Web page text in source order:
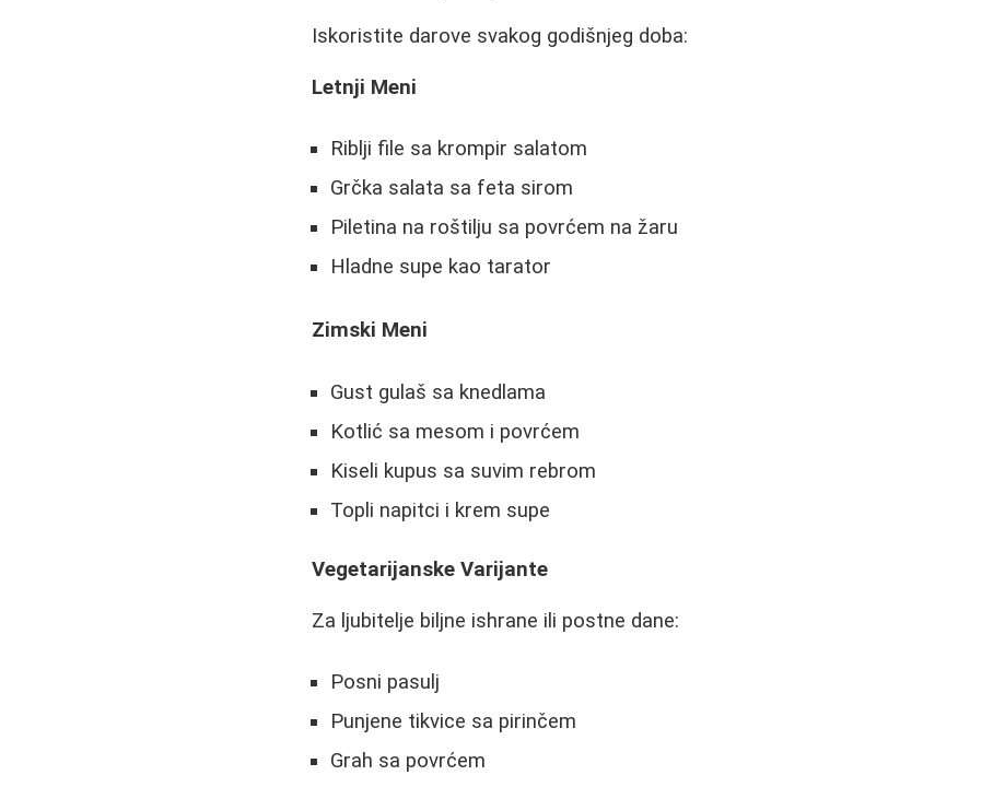
Iskoristite darove svakog godišnjeg doba:
Letnji Meni
Riblji file sa krompir salatom
Grčka salata sa feta sirom
Piletina na roštilju sa povrćem na žaru
Hladne supe kao tarator
Zimski Meni
Gust gulaš sa knedlama
Kotlić sa mesom i povrćem
Kiseli kupus sa suvim rebrom
Topli napitci i krem supe
Vegetarijanske Varijante
Za ljubitelje biljne ishrane ili postne dane:
Posni pasulj
Punjene tikvice sa pirinčem
Grah sa povrćem